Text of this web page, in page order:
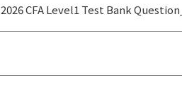
2026 CFA Level1 Test Bank